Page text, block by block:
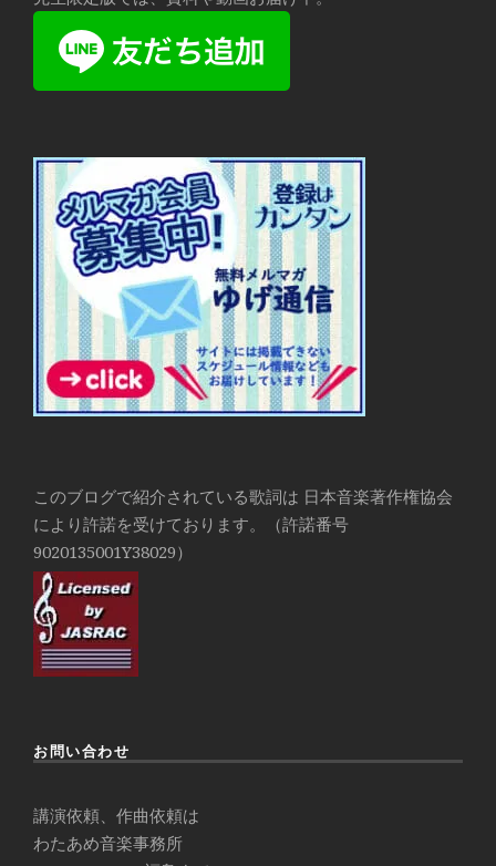
このブログで紹介されている歌詞は 日本音楽著作権協会
により許諾を受けております。（許諾番号
9020135001Y38029）
お問い合わせ
講演依頼、作曲依頼は
わたあめ音楽事務所